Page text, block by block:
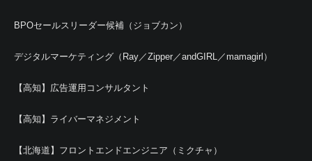
BPOセールスリーダー候補（ジョブカン）
デジタルマーケティング（Ray／Zipper／andGIRL／mamagirl）
【高知】広告運用コンサルタント
【高知】ライバーマネジメント
【北海道】フロントエンドエンジニア（ミクチャ）